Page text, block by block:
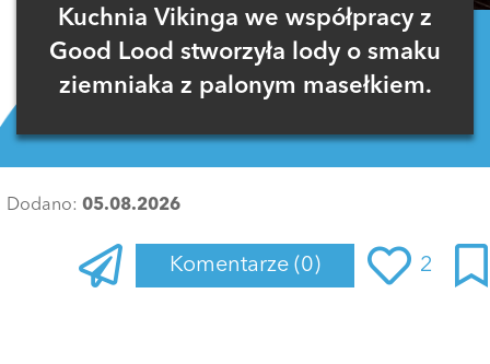
Kuchnia Vikinga we współpracy z
Good Lood stworzyła lody o smaku
ziemniaka z palonym masełkiem.
Dodano: 05.08.2026
Komentarze (0) 2